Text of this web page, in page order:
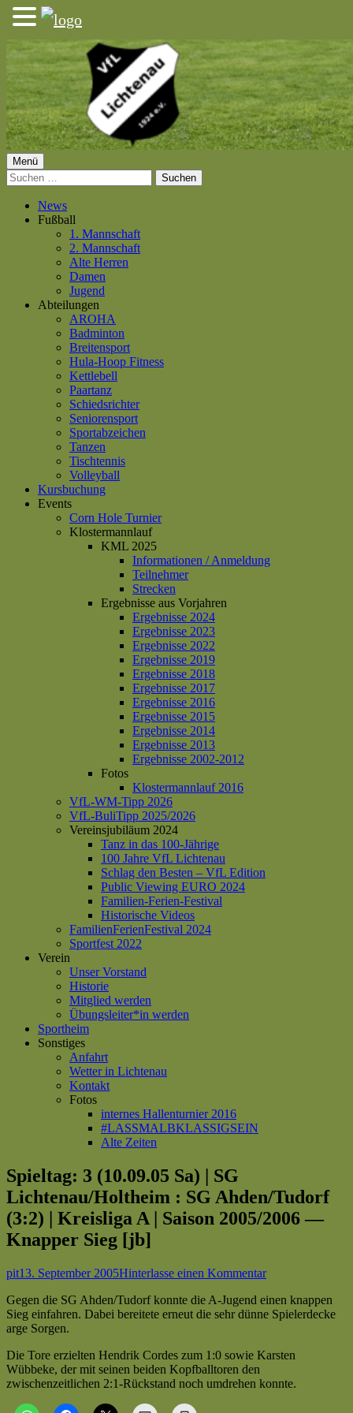
Springe
zum
Inhalt
VfL Lichtenau 1924 e.V.
Primäres
Menü
Menü
Suchen
nach:
News
Fußball
1. Mannschaft
2. Mannschaft
Alte Herren
Damen
Jugend
Abteilungen
AROHA
Badminton
Breitensport
Hula-Hoop Fitness
Kettlebell
Paartanz
Schiedsrichter
Seniorensport
Sportabzeichen
Tanzen
Tischtennis
Volleyball
Kursbuchung
Events
Corn Hole Turnier
Klostermannlauf
KML 2025
Informationen / Anmeldung
Teilnehmer
Strecken
Ergebnisse aus Vorjahren
Ergebnisse 2024
Ergebnisse 2023
Ergebnisse 2022
Ergebnisse 2019
Ergebnisse 2018
Ergebnisse 2017
Ergebnisse 2016
Ergebnisse 2015
Ergebnisse 2014
Ergebnisse 2013
Ergebnisse 2002-2012
Fotos
Klostermannlauf 2016
VfL-WM-Tipp 2026
VfL-BuliTipp 2025/2026
Vereinsjubiläum 2024
Tanz in das 100-Jährige
100 Jahre VfL Lichtenau
Schlag den Besten – VfL Edition
Public Viewing EURO 2024
Familien-Ferien-Festival
Historische Videos
FamilienFerienFestival 2024
Sportfest 2022
Verein
Unser Vorstand
Historie
Mitglied werden
Übungsleiter*in werden
Sportheim
Sonstiges
Anfahrt
Wetter in Lichtenau
Kontakt
Fotos
internes Hallenturnier 2016
#LASSMALBKLASSIGSEIN
Alte Zeiten
Spieltag: 3 (10.09.05 Sa) | SG
Lichtenau/Holtheim : SG Ahden/Tudorf
(3:2) | Kreisliga A | Saison 2005/2006 —
Knapper Sieg [jb]
Autor
pitVeröffentlicht
13. September 2005Hinterlasse einen Kommentarzu
3
(10.09.05 Sa)
Lichtenau/
SG
Gegen die SG Ahden/Tudorf konnte die A-Jugend einen knappen
Sieg einfahren. Dabei bereitete erneut die sehr dünne Spielerdecke
arge Sorgen.
Die Tore erzielten Hendrik Cordes zum 1:0 sowie Karsten
Wübbeke, der mit seinen beiden Kopfballtoren den
zwischenzeitlichen 2:1-Rückstand noch umdrehen konnte.